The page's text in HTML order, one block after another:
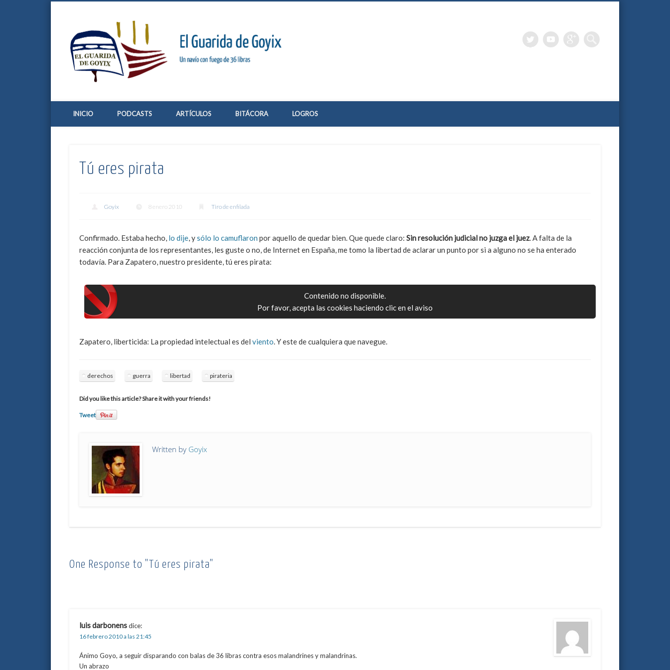
Un navío con fuego de 36 libras
Google+
INICIO PODCASTS ARTÍCULOS BITÁCORA LOGROS
Tú eres pirata
Goyix 8 enero 2010 Tiro de enfilada
Confirmado. Estaba hecho, lo dije, ysólo lo camuflaron por aquello de quedar bien. Que quede claro: Sin resolución judicial no juzga el juez. A falta de la
reacción conjunta de los representantes, les guste o no, de Internet en España, me tomo la libertad de aclarar un punto por si a alguno no se ha enterado
todavía. Para Zapatero, nuestro presidente, tú eres pirata:
Contenido no disponible.
Por favor, acepta las cookies haciendo clic en el aviso
Zapatero, liberticida: La propiedad intelectual es del viento. Y este de cualquiera que navegue.
derechos guerra libertad pirateria
Did you like this article? Share it with your friends!
Tweet
Written by Goyix
One Response to "Tú eres pirata"
luis darbonensdice:
16 febrero 2010 a las 21:45
Ánimo Goyo, a seguir disparando con balas de 36 libras contra esos malandrines y malandrinas.
Un abrazo